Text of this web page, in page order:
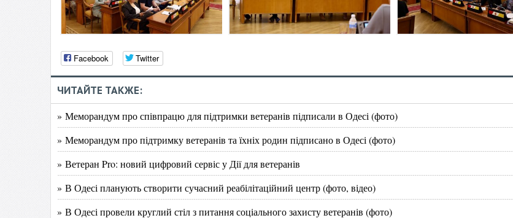
Facebook Twitter
ЧИТАЙТЕ ТАКЖЕ:
» Меморандум про співпрацю для підтримки ветеранів підписали в Одесі (фото)
» Меморандум про підтримку ветеранів та їхніх родин підписано в Одесі (фото)
» Ветеран Pro: новий цифровий сервіс у Дії для ветеранів
» В Одесі планують створити сучасний реабілітаційний центр (фото, відео)
» В Одесі провели круглий стіл з питання соціального захисту ветеранів (фото)